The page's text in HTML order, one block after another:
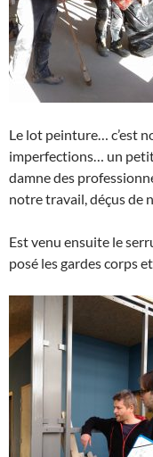
Le lot peinture… c’est
imperfections… un
damne des
notre travail, déçus de
Est venu ensuite le
posé les gardes corps